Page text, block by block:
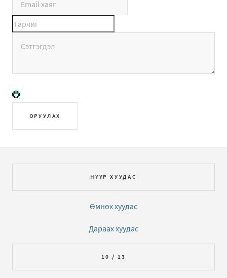
ОРУУЛАХ
НҮҮР ХУУДАС
Өмнөх хуудас
Дараах хуудас
10 / 13